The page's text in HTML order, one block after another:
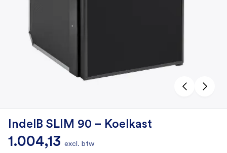
IndelB SLIM 90 – Koelkast
1.004,13 excl. btw